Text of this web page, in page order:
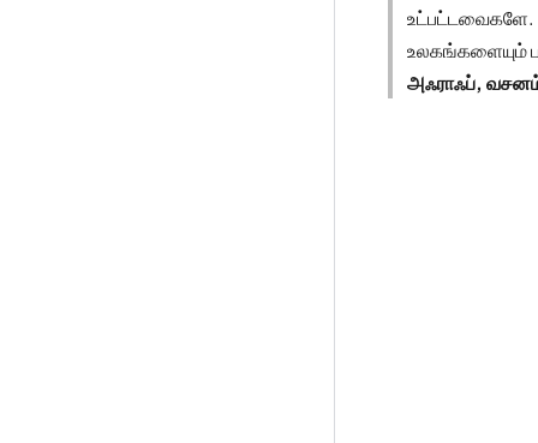
உட்பட்டவைகளே.
உலகங்களையும்
அஃராஃப்,